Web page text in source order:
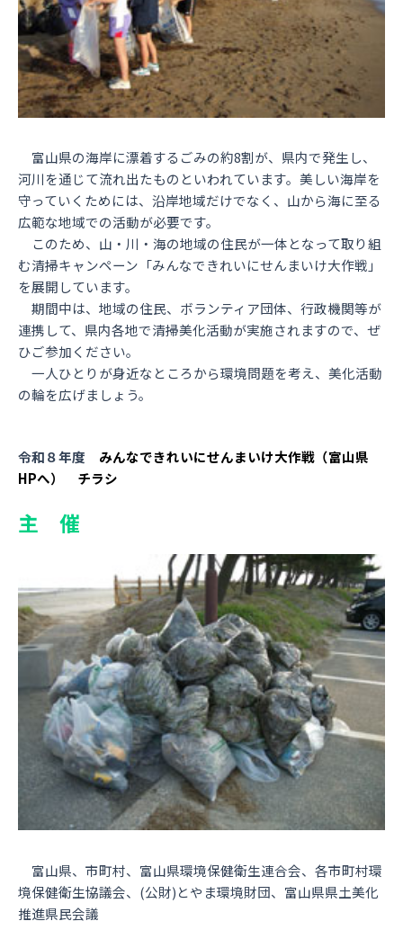
富山県の海岸に漂着するごみの約8割が、県内で発生し、
河川を通じて流れ出たものといわれています。美しい海岸を
守っていくためには、沿岸地域だけでなく、山から海に至る
広範な地域での活動が必要です。
このため、山・川・海の地域の住民が一体となって取り組
む清掃キャンペーン「みんなできれいにせんまいけ大作戦」
を展開しています。
期間中は、地域の住民、ボランティア団体、行政機関等が
連携して、県内各地で清掃美化活動が実施されますので、ぜ
ひご参加ください。
一人ひとりが身近なところから環境問題を考え、美化活動
の輪を広げましょう。
令和８年度 みんなできれいにせんまいけ大作戦（富山県
HPへ）
チラシ
主 催
富山県、市町村、富山県環境保健衛生連合会、各市町村環
境保健衛生協議会、(公財)とやま環境財団、富山県県土美化
推進県民会議